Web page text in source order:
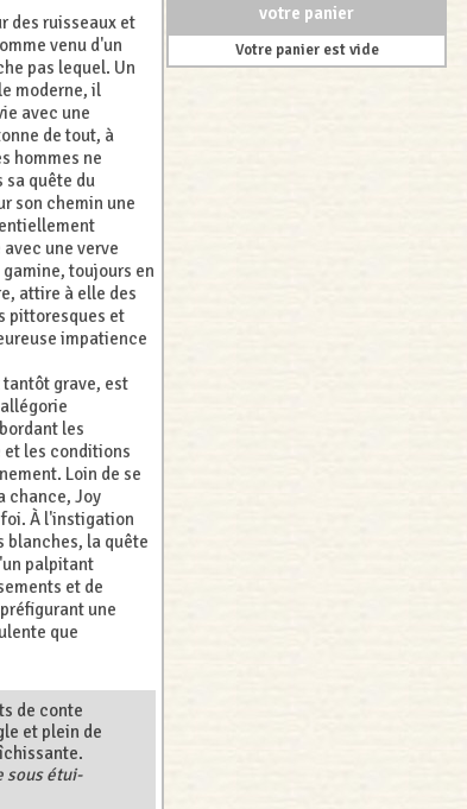
des ruisseaux et
venu d'un
pas lequel. Un
moderne, il
avec une
de tout, à
hommes ne
sa quête du
son chemin une
une verve
toujours en
attire à elle des
pittoresques et
impatience
grave, est
les
et les conditions
Loin de se
chance, Joy
À l'instigation
blanches, la quête
palpitant
et de
une
que
de conte
et plein de
sous étui-
votre panier
Votre panier est vide